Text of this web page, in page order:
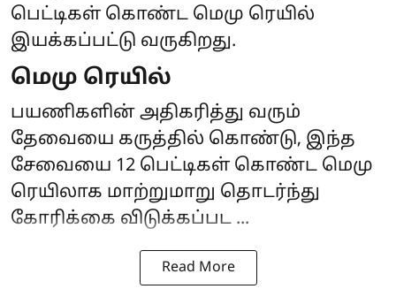
பெட்டிகள் கொண்ட மெமு ரெயில்
இயக்கப்பட்டு வருகிறது.
மெமு ரெயில்
பயணிகளின் அதிகரித்து வரும்
தேவையை கருத்தில் கொண்டு, இந்த
சேவையை 12 பெட்டிகள் கொண்ட மெமு
ரெயிலாக மாற்றுமாறு தொடர்ந்து
கோரிக்கை விடுக்கப்பட ...
Read More